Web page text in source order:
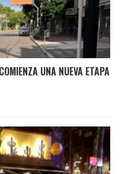
UNA NUEVA ETAPA